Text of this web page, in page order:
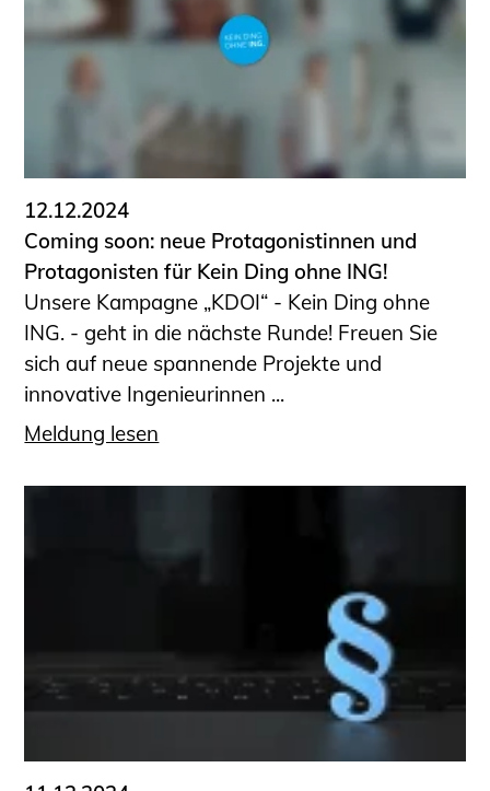
Qualifizierte Tragwerksplaner/-innen
Bauvorlageberechtigte
Sachkundige für Zustands- und
Funktionsprüfung privater
Abwasserleitungen
Vereinbarungen mit
Ingenieurkammern
Büronachfolge
Zusatzqualifikationen
Geschützter Bereich
Informationen für Auftraggeber und
Verbraucher
Ingenieursuche (Mitglieder der IK-Bau
NRW)
Bauherren-ABC
Schüler und Studierende
Projekte für Schülerinnen und Schüler
START.ING. Das Studierenden Praxis-
Wissenswertes für Studierende
Wettbewerbe für Studierende
Kammer Newsletter
12.12.2024
Coming soon: neue Protagonistinnen und
Protagonisten für Kein Ding ohne ING!
Unsere Kampagne „KDOI“ - Kein Ding ohne
ING. - geht in die nächste Runde! Freuen Sie
sich auf neue spannende Projekte und
innovative Ingenieurinnen ...
Meldung lesen